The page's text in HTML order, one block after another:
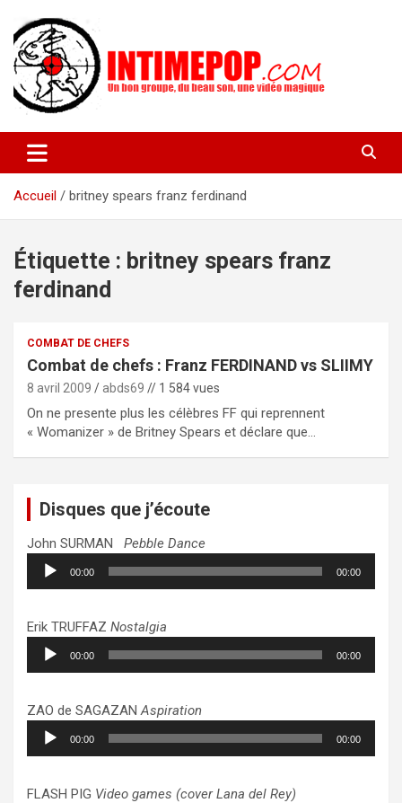
contenu
intimepop.com
actuelles pop rock, post-rock, indé sur Lyon. rock pop concert
lyon
Accueil
britney spears franz ferdinand
Étiquette : britney spears franz
ferdinand
COMBAT DE CHEFS
Combat de chefs : Franz FERDINAND vs SLIIMY
8 avril 2009 abds69 // 1 584 vues
On ne presente plus les célèbres FF qui reprennent
« Womanizer » de Britney Spears et déclare que…
Disques que j’écoute
John SURMAN Pebble Dance
Lecteur
audio
00:00 00:00
Erik TRUFFAZ Nostalgia
Lecteur
audio
00:00 00:00
ZAO de SAGAZANAspiration
Lecteur
audio
00:00 00:00
FLASH PIG Video games (cover Lana del Rey)